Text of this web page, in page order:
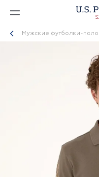
Мужские футболки-поло